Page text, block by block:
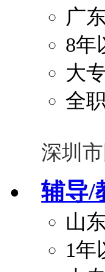
广
8年
大
全
深圳
辅导/
山
1年